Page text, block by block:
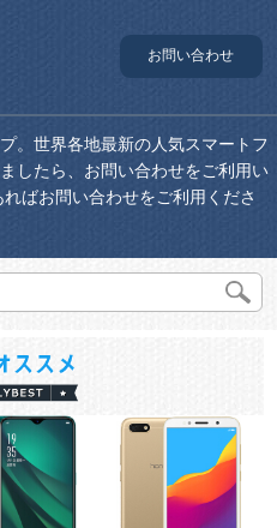
お問い合わせ
。世界各地最新の人気スマートフ
したら、お問い合わせをご利用い
ばお問い合わせをご利用くださ